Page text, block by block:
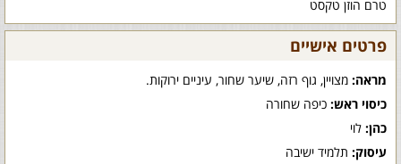
טרם הוזן טקסט
פרטים אישיים
מראה: מצויין, גוף רזה, שיער שחור, עיניים ירוקות.
כיסוי ראש: כיפה שחורה
כהן: לוי
עיסוק: תלמיד ישיבה